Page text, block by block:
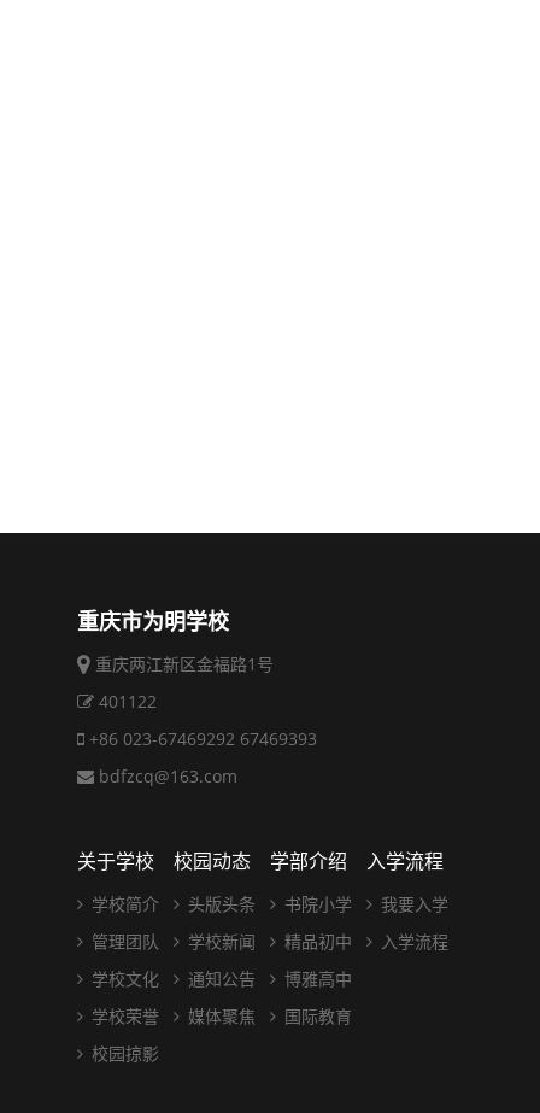
重庆市为明学校
重庆两江新区金福路1号
401122
+86 023-67469292 67469393
bdfzcq@163.com
关于学校
学校简介
管理团队
学校文化
学校荣誉
校园掠影
校园动态
头版头条
学校新闻
通知公告
媒体聚焦
学部介绍
书院小学
精品初中
博雅高中
国际教育
入学流程
我要入学
入学流程